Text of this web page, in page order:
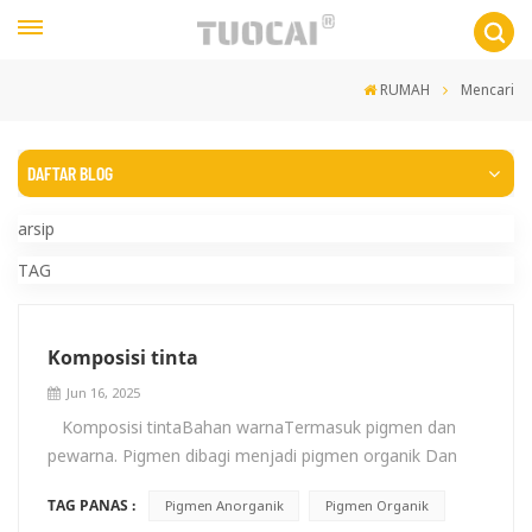
RUMAH Mencari
DAFTAR BLOG
arsip
TAG
Komposisi tinta
Jun 16, 2025
Komposisi tintaBahan warnaTermasuk pigmen dan
pewarna. Pigmen dibagi menjadi pigmen organik Dan
daya pewarnaan kuat, dan waktu pengeringan singkat,
TAG PANAS : Pigmen Anorganik Pigmen Organik